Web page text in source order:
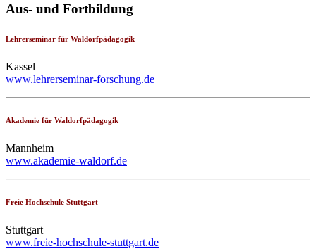
Aus- und Fortbildung
Lehrerseminar für Waldorfpädagogik
Kassel
www.lehrerseminar-forschung.de
Akademie für Waldorfpädagogik
Mannheim
www.akademie-waldorf.de
Freie Hochschule Stuttgart
Stuttgart
www.freie-hochschule-stuttgart.de